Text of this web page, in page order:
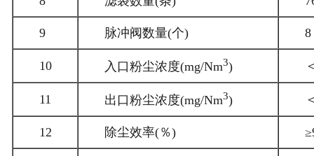
9 脉冲阀数量(个) 8
10 入口粉尘浓度(mg/Nm3)
11 出口粉尘浓度(mg/Nm3)
12 除尘效率(％)